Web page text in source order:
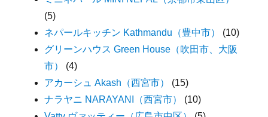
(5)
ネパールキッチン Kathmandu（豊中市）
(10)
グリーンハウス Green House（吹田市、大阪
市）
(4)
アカーシュ Akash（西宮市）
(15)
ナラヤニ NARAYANI（西宮市）
(10)